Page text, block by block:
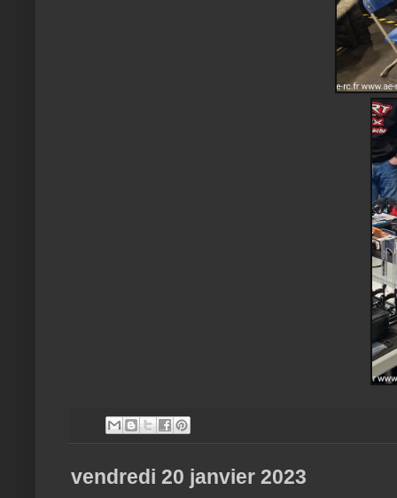
vendredi 20 janvier 2023